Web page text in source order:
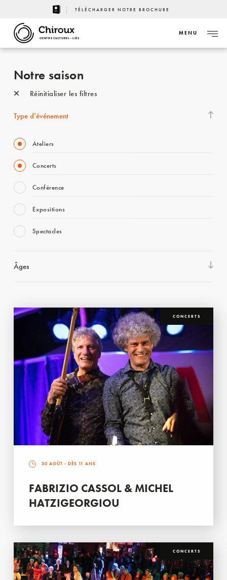
TÉLÉCHARGER NOTRE BROCHURE
CENTRE CULTUREL - LIÈGE
MENU
Notre saison
Réinitialiser les filtres
Type d’événement
Ateliers
Concerts
Conférence
Expositions
Spectacles
Âges
CONCERTS
30 AOÛT - DÈS 11 ANS
FABRIZIO CASSOL & MICHEL
HATZIGEORGIOU
CONCERTS